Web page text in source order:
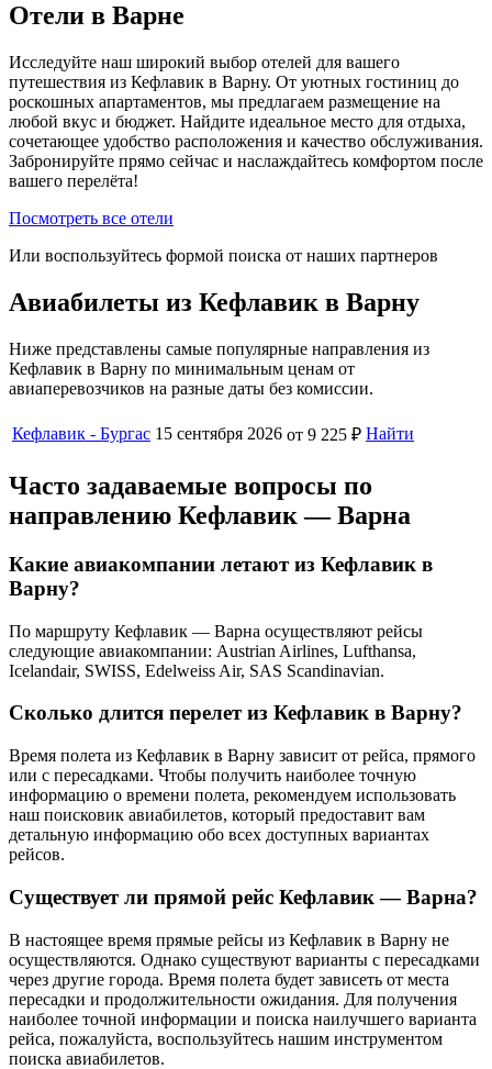
Отели в Варне
Исследуйте наш широкий выбор отелей для вашего
путешествия из Кефлавик в Варну. От уютных гостиниц до
роскошных апартаментов, мы предлагаем размещение на
любой вкус и бюджет. Найдите идеальное место для отдыха,
сочетающее удобство расположения и качество обслуживания.
Забронируйте прямо сейчас и наслаждайтесь комфортом после
вашего перелёта!
Посмотреть все отели
Или воспользуйтесь формой поиска от наших партнеров
Авиабилеты из Кефлавик в Варну
Ниже представлены самые популярные направления из
Кефлавик в Варну по минимальным ценам от
авиаперевозчиков на разные даты без комиссии.
Кефлавик - Бургас 15 сентября 2026 от 9 225 ₽ Найти
Часто задаваемые вопросы по
направлению Кефлавик — Варна
Какие авиакомпании летают из Кефлавик в
Варну?
По маршруту Кефлавик — Варна осуществляют рейсы
следующие авиакомпании: Austrian Airlines, Lufthansa,
Icelandair, SWISS, Edelweiss Air, SAS Scandinavian.
Сколько длится перелет из Кефлавик в Варну?
Время полета из Кефлавик в Варну зависит от рейса, прямого
или с пересадками. Чтобы получить наиболее точную
информацию о времени полета, рекомендуем использовать
наш поисковик авиабилетов, который предоставит вам
детальную информацию обо всех доступных вариантах
рейсов.
Существует ли прямой рейс Кефлавик — Варна?
В настоящее время прямые рейсы из Кефлавик в Варну не
осуществляются. Однако существуют варианты с пересадками
через другие города. Время полета будет зависеть от места
пересадки и продолжительности ожидания. Для получения
наиболее точной информации и поиска наилучшего варианта
рейса, пожалуйста, воспользуйтесь нашим инструментом
поиска авиабилетов.